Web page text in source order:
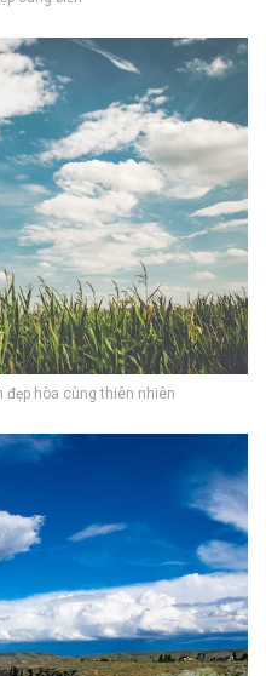
đẹp hòa cùng thiên nhiên